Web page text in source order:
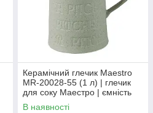
Керамічний глечик Maestro
MR-20028-55 (1 л) | глечик
для соку Маестро | ємність
для води Маестро
В наявності